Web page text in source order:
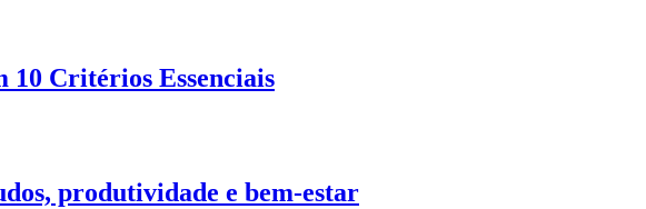
10 Critérios Essenciais
produtividade e bem-estar